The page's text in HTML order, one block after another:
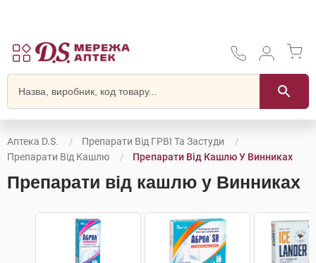
Аптека D.S.
Препарати Від ГРВІ Та Застуди
Препарати Від Кашлю
Препарати Від Кашлю У Винниках
Препарати від кашлю у Винниках